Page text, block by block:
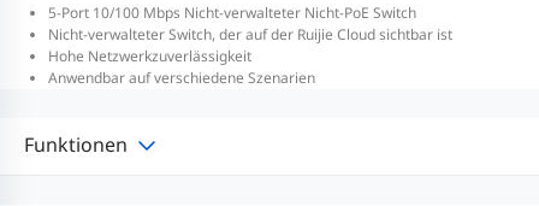
5-Port 10/100 Mbps Nicht-verwalteter Nicht-PoE Switch
Nicht-verwalteter Switch, der auf der Ruijie Cloud sichtbar ist
Hohe Netzwerkzuverlässigkeit
Anwendbar auf verschiedene Szenarien
Funktionen